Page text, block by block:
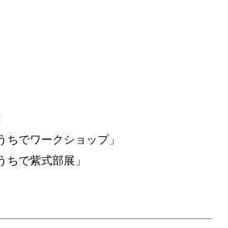
でワークショップ」
ちで紫式部展」